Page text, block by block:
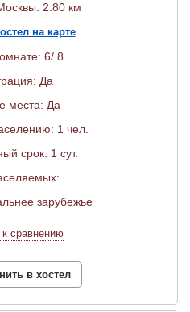
2.80 км
на карте
6/ 8
Да
места: Да
1 чел.
срок: 1 сут.
зарубежье
к сравнению
в хостел